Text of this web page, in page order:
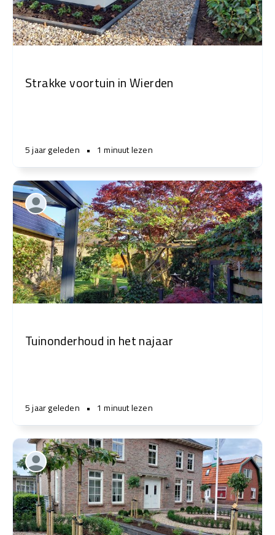
Strakke voortuin in Wierden
5 jaar geleden • 1 minuut lezen
Tuinonderhoud in het najaar
5 jaar geleden • 1 minuut lezen